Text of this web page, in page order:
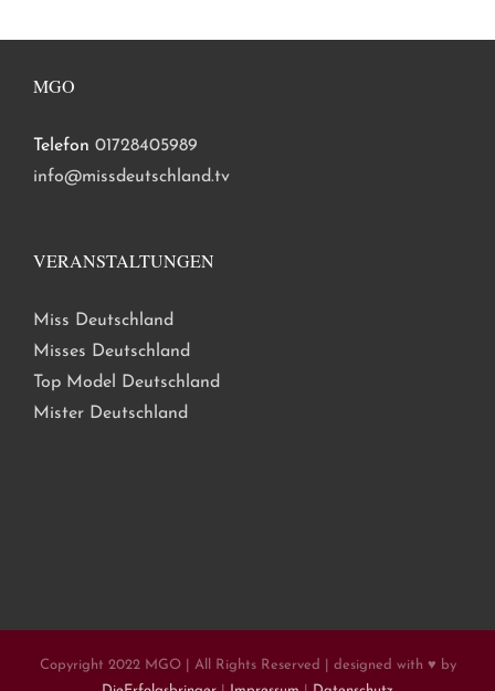
MGO
Telefon 01728405989
info@missdeutschland.tv
VERANSTALTUNGEN
Miss Deutschland
Misses Deutschland
Top Model Deutschland
Mister Deutschland
Copyright 2022 MGO | All Rights Reserved | designed with ♥ by